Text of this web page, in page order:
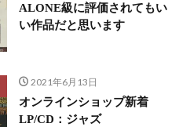
ALONE級に評価されてもい
い作品だと思います
2021年6月13日
オンラインショップ新着
LP/CD：ジャズ